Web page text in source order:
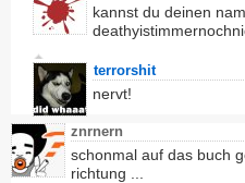
kannst du deinen
terrorshit
nervt!
znrnern
schonmal auf das buch
richtung ...